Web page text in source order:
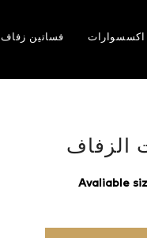
اكسسوارات فساتين زفاف
الزفاف
Avaliable